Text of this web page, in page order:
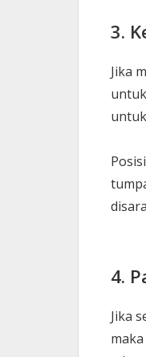
3.
Jika
4.
Jika